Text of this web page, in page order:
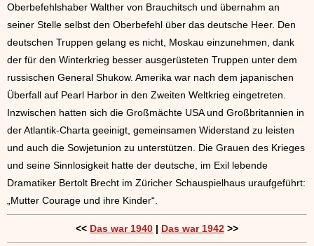
Oberbefehlshaber Walther von Brauchitsch und übernahm an
seiner Stelle selbst den Oberbefehl über das deutsche Heer. Den
deutschen Truppen gelang es nicht, Moskau einzunehmen, dank
der für den Winterkrieg besser ausgerüsteten Truppen unter dem
russischen General Shukow. Amerika war nach dem japanischen
Überfall auf Pearl Harbor in den Zweiten Weltkrieg eingetreten.
Inzwischen hatten sich die Großmächte USA und Großbritannien in
der Atlantik-Charta geeinigt, gemeinsamen Widerstand zu leisten
und auch die Sowjetunion zu unterstützen. Die Grauen des Krieges
und seine Sinnlosigkeit hatte der deutsche, im Exil lebende
Dramatiker Bertolt Brecht im Züricher Schauspielhaus uraufgeführt:
„Mutter Courage und ihre Kinder“.
<< Das war 1940 | Das war 1942 >>